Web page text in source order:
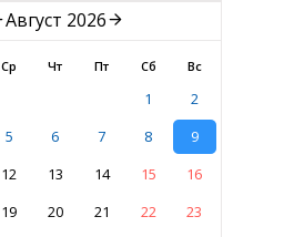
Август 2026
Ср Чт Пт Сб Вс
1
2
5 6 7 8
9
12 13 14 15
16
19 20 21 22
23